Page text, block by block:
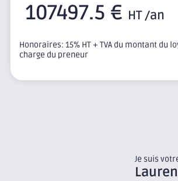
107497.5 € HT /an
Honoraires: 15% HT + TVA du montant du
charge du preneur
Je suis